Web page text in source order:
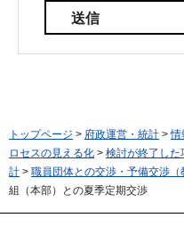
トップページ > 府政運営・統計 >情
ロセスの見える化 > 検討が終了した
計 > 職員団体との交渉・予備交渉（
組（本部）との夏季定期交渉